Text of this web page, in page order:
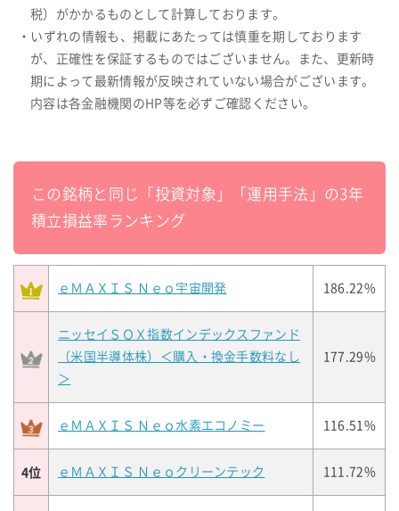
税）がかかるものとして計算しております。
・いずれの情報も、掲載にあたっては慎重を期しております
が、正確性を保証するものではございません。また、更新時
期によって最新情報が反映されていない場合がございます。
内容は各金融機関のHP等を必ずご確認ください。
この銘柄と同じ「投資対象」「運用手法」の3年
積立損益率ランキング
ｅＭＡＸＩＳ Ｎｅｏ宇宙開発 186.22%
ニッセイＳＯＸ指数インデックスファンド
（米国半導体株）＜購入・換金手数料なし
＞
177.29%
ｅＭＡＸＩＳ Ｎｅｏ水素エコノミー 116.51%
4位 ｅＭＡＸＩＳ Ｎｅｏクリーンテック 111.72%